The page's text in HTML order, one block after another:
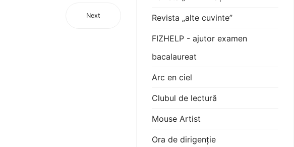
Next Revista „alte cuvinte”
FIZHELP - ajutor examen
bacalaureat
Arc en ciel
Clubul de lectură
Mouse Artist
Ora de dirigenție